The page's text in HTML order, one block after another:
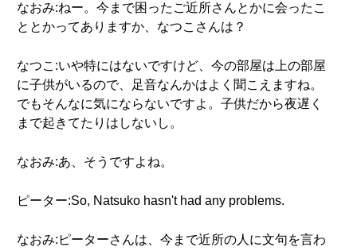
なおみ:ねー。今まで困ったご近所さんとかに会ったこ
ととかってありますか、なつこさんは？
なつこ:いや特にはないですけど、今の部屋は上の部屋
に子供がいるので、足音なんかはよく聞こえますね。
でもそんなに気にならないですよ。子供だから夜遅く
まで起きてたりはしないし。
なおみ:あ、そうですよね。
ピーター:So, Natsuko hasn't had any problems.
なおみ:ピーターさんは、今まで近所の人に文句を言わ